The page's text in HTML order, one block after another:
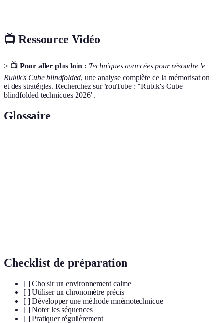
📺 Ressource Vidéo
> 📺 Pour aller plus loin : Techniques avancées pour résoudre le
Rubik's Cube blindfolded, une analyse complète de la mémorisation
et des stratégies. Recherchez sur YouTube : "Rubik's Cube
blindfolded techniques 2026".
Glossaire
Checklist de préparation
[ ] Choisir un environnement calme
[ ] Utiliser un chronomètre précis
[ ] Développer une méthode mnémotechnique
[ ] Noter les séquences
[ ] Pratiquer régulièrement